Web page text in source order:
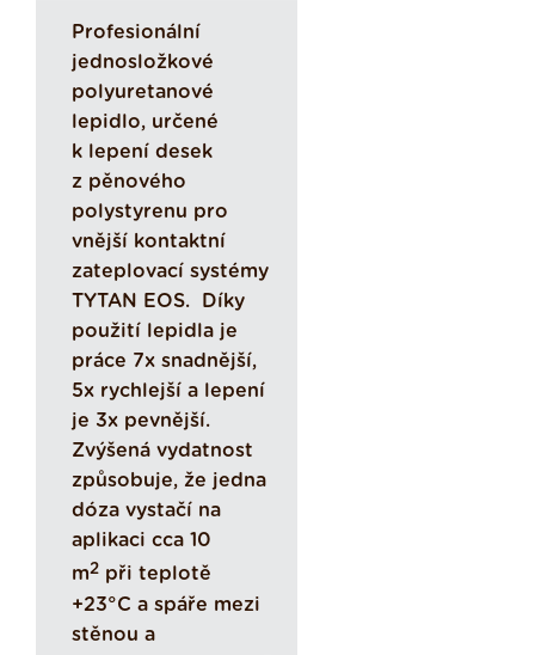
Profesionální
jednosložkové
polyuretanové
lepidlo, určené
k lepení desek
z pěnového
polystyrenu pro
vnější kontaktní
zateplovací systémy
TYTAN EOS. Díky
použití lepidla je
práce 7x snadnější,
5x rychlejší a lepení
je 3x pevnější.
Zvýšená vydatnost
způsobuje, že jedna
dóza vystačí na
aplikaci cca 10
m2 při teplotě
+23°C a spáře mezi
stěnou a